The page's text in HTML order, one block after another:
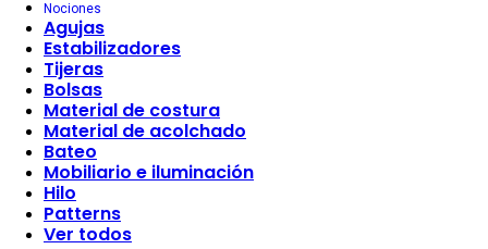
Nociones
Agujas
Estabilizadores
Tijeras
Bolsas
Material de costura
Material de acolchado
Bateo
Mobiliario e iluminación
Hilo
Patterns
Ver todos